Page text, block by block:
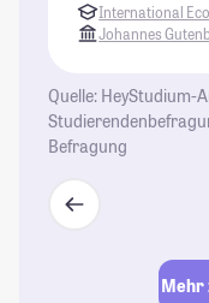
International
Johannes
Quelle: HeyStudium-
Befragung
Mehr